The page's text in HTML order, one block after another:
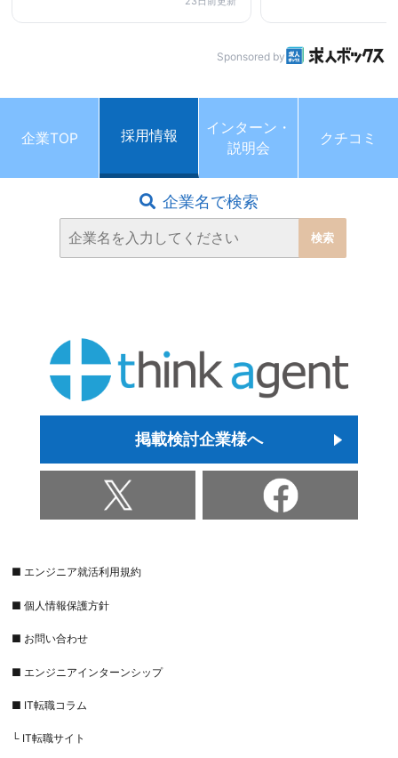
Sponsored by
企業TOP 採用情報
インターン・
説明会
クチコミ
企業名で検索
掲載検討企業様へ
■ エンジニア就活利用規約
■ 個人情報保護方針
■ お問い合わせ
■ エンジニアインターンシップ
■ IT転職コラム
└ IT転職サイト